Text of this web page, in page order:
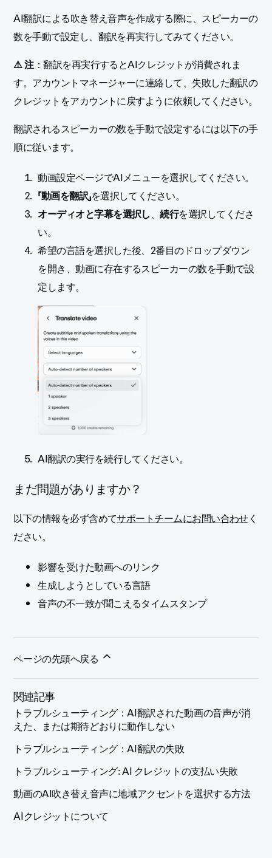
AI翻訳による吹き替え音声を作成する際に、スピーカーの
数を手動で設定し、翻訳を再実行してみてください。
⚠️ 注：翻訳を再実行するとAIクレジットが消費されま
す。アカウントマネージャーに連絡して、失敗した翻訳の
クレジットをアカウントに戻すように依頼してください。
翻訳されるスピーカーの数を手動で設定するには以下の手
順に従います。
動画設定ページでAIメニューを選択してください。
「動画を翻訳」を選択してください。
オーディオと字幕を選択し、続行を選択してくださ
い。
希望の言語を選択した後、2番目のドロップダウン
を開き、動画に存在するスピーカーの数を手動で設
定します。
AI翻訳の実行を続行してください。
まだ問題がありますか？
以下の情報を必ず含めてサポートチームにお問い合わせく
ださい。
影響を受けた動画へのリンク
生成しようとしている言語
音声の不一致が聞こえるタイムスタンプ
ページの先頭へ戻る
関連記事
トラブルシューティング：AI翻訳された動画の音声が消
えた、または期待どおりに動作しない
トラブルシューティング：AI翻訳の失敗
トラブルシューティング: AI クレジットの支払い失敗
動画のAI吹き替え音声に地域アクセントを選択する方法
AIクレジットについて